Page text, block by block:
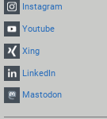
Instagram
Youtube
Xing
LinkedIn
Mastodon